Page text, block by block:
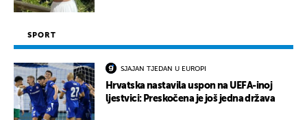
SPORT
SJAJAN TJEDAN U EUROPI
Hrvatska nastavila uspon na UEFA-inoj
ljestvici: Preskočena je još jedna država